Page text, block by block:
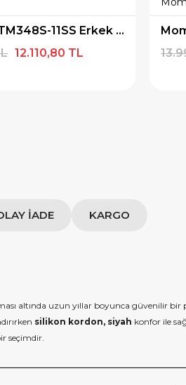
Momentus TM348S-11SS Erkek Kol Saati
12.110,80 TL
İADE KARGO
altında uzun yıllar boyunca güvenilir bir
silikon kordon, siyah konfor ile
seçimdir.